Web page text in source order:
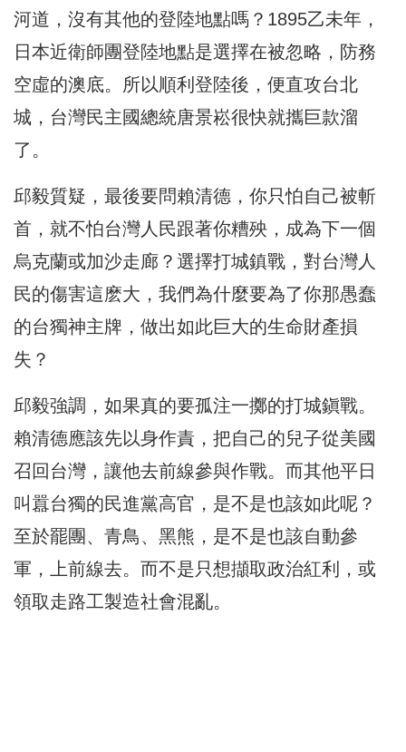
河道，沒有其他的登陸地點嗎？1895乙未年，
日本近衛師團登陸地點是選擇在被忽略，防務
空虛的澳底。所以順利登陸後，便直攻台北
城，台灣民主國總統唐景崧很快就攜巨款溜
了。
邱毅質疑，最後要問賴清德，你只怕自己被斬
首，就不怕台灣人民跟著你糟殃，成為下一個
烏克蘭或加沙走廊？選擇打城鎮戰，對台灣人
民的傷害這麽大，我們為什麼要為了你那愚蠢
的台獨神主牌，做出如此巨大的生命財產損
失？
邱毅強調，如果真的要孤注一擲的打城鎭戰。
賴清德應該先以身作責，把自己的兒子從美國
召回台灣，讓他去前線參與作戰。而其他平日
叫囂台獨的民進黨高官，是不是也該如此呢？
至於罷團、青鳥、黑熊，是不是也該自動參
軍，上前線去。而不是只想擷取政治紅利，或
領取走路工製造社會混亂。